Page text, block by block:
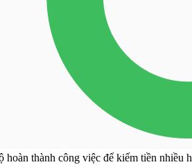
hoàn thành công việc để kiếm tiền nhiều